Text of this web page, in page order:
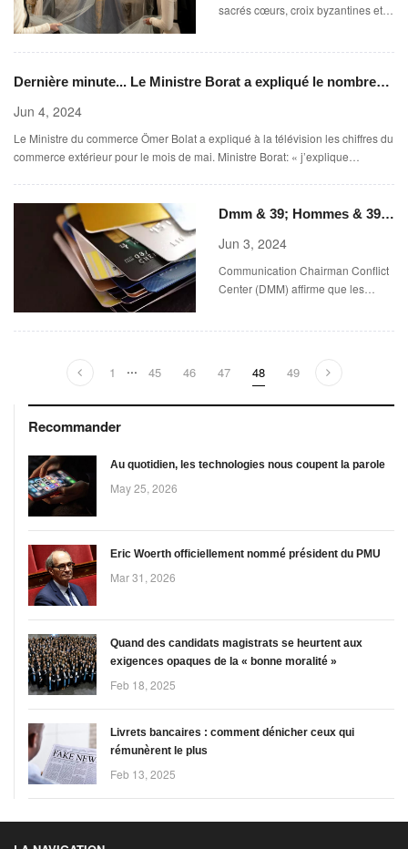
sacrés cœurs, croix byzantines et
l’envie d’un ailleurs à la fois
Dernière minute... Le Ministre Borat a expliqué le nombre
d'exportations: Nous avons atteint le plus haut niveau
Jun 4, 2024
Le Ministre du commerce Ömer Bolat a expliqué à la télévision les chiffres du
commerce extérieur pour le mois de mai. Ministre Borat: « j’explique
Dmm & 39; Hommes & 39;
Carte de crédit & 39;
(anglais seulement)
Jun 3, 2024
Communication Chairman Conflict
Center (DMM) affirme que les
1 ... 45 46 47 48 49
Recommander
Au quotidien, les technologies nous coupent la parole
May 25, 2026
Eric Woerth officiellement nommé président du PMU
Mar 31, 2026
Quand des candidats magistrats se heurtent aux
exigences opaques de la « bonne moralité »
Feb 18, 2025
Livrets bancaires : comment dénicher ceux qui
rémunèrent le plus
Feb 13, 2025